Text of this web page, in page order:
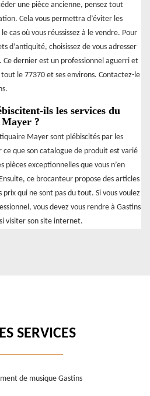
une pièce ancienne, pensez tout
Cela vous permettra d’éviter les
cas où vous réussissez à le vendre. Pour
d’antiquité, choisissez de vous adresser
dernier est un professionnel aguerri et
le 77370 et ses environs. Contactez-le
ils les services du
?
Mayer sont plébiscités par les
ce que son catalogue de produit est varié
pièces exceptionnelles que vous n’en
ce brocanteur propose des articles
qui ne sont pas du tout. Si vous voulez
vous devez vous rendre à Gastins
visiter son site internet.
SERVICES
de musique Gastins